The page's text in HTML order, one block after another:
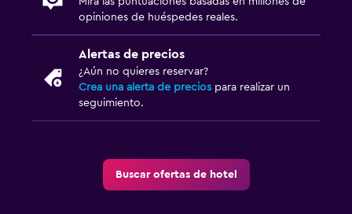
opiniones de huéspedes reales.
Alertas de precios
¿Aún no quieres reservar?
Crea una alerta de precios para realizar un
seguimiento.
Buscar ofertas de hotel